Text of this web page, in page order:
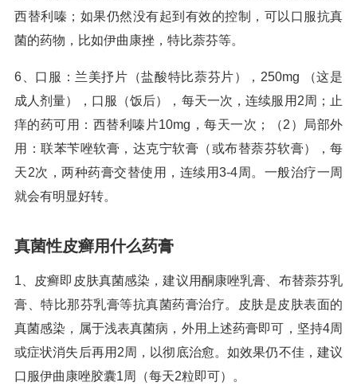
西替利嗪；如果仍然没有起到有效的控制，可以口服抗真
菌的药物，比如伊曲康挫，特比萘芬等。
6、口服：兰美抒片（盐酸特比萘芬片），250mg （这是
成人剂量），口服（饭后），每天一次，连续服用2周；止
痒的药可用：西替利嗪片10mg，每天一次；（2）局部外
用：联苯苄唑软膏，达克宁软膏（或布替萘芬软膏），每
天2次，两种药膏交替使用，连续用3-4周。一般治疗一周
就会有明显好转。
真菌性皮癣用什么药膏
1、皮癣即皮肤真菌感染，建议用酮康唑乳膏、布替萘芬乳
膏、特比那芬乳膏等抗真菌药膏治疗。皮肤是皮肤表面的
真菌感染，属于浅表真菌病，外用上述药膏即可，坚持4周
或症状消失后再用2周，以彻底治愈。如效果仍不佳，建议
口服伊曲康唑胶囊1周（每天2粒即可）。